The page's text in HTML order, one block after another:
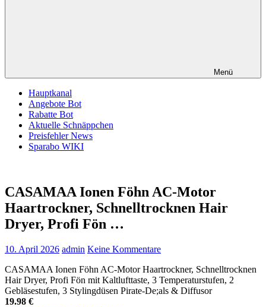
Menü
Hauptkanal
Angebote Bot
Rabatte Bot
Aktuelle Schnäppchen
Preisfehler News
Sparabo WIKI
CASAMAA Ionen Föhn AC-Motor
Haartrockner, Schnelltrocknen Hair
Dryer, Profi Fön …
10. April 2026 admin Keine Kommentare
CASAMAA Ionen Föhn AC-Motor Haartrockner, Schnelltrocknen
Hair Dryer, Profi Fön mit Kaltlufttaste, 3 Temperaturstufen, 2
Gebläsestufen, 3 Stylingdüsen Pirate-De;als & Diffusor
19.98 €